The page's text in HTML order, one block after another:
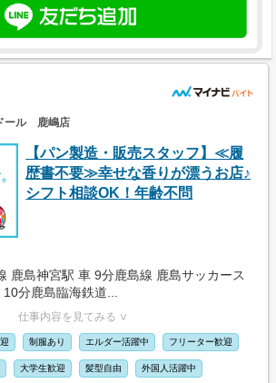
ール 鹿嶋店
【パン製造・販売スタッフ】≪履
歴書不要≫幸せな香りが漂うお店♪
シフト相談OK！年齢不問
鹿島神宮駅 車 9分鹿島線 鹿島サッカース
10分鹿島臨海鉄道...
仕事内容を見てみる ∨
制服あり エルダー活躍中 フリーター歓迎
大学生歓迎 髪型自由 外国人活躍中